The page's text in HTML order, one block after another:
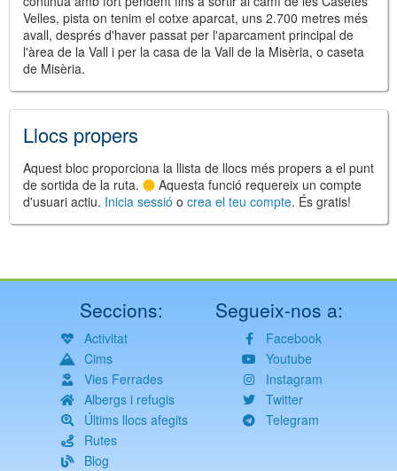
Velles, pista on tenim el cotxe aparcat, uns 2.700 metres més
avall, després d'haver passat per l'aparcament principal de
l'àrea de la Vall i per la casa de la Vall de la Misèria, o caseta
de Misèria.
Llocs propers
Aquest bloc proporciona la llista de llocs més propers a el punt
de sortida de la ruta.
Aquesta funció requereix un compte
d'usuari actiu. Inicia sessió o crea el teu compte. És gratis!
Seccions:
Activitat
Cims
Vies Ferrades
Albergs i refugis
Últims llocs afegits
Rutes
Blog
Segueix-nos a:
Facebook
Youtube
Instagram
Twitter
Telegram